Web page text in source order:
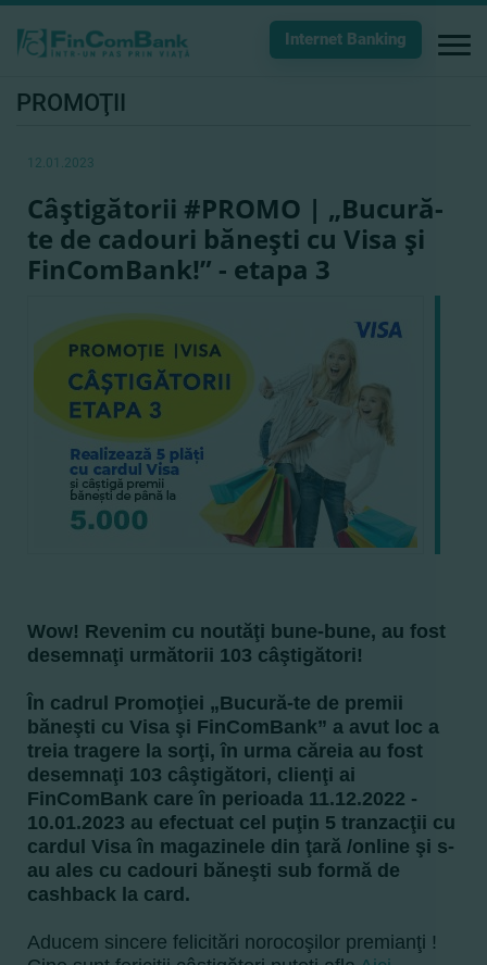
Internet Banking
PROMOŢII
12.01.2023
Câştigătorii #PROMO | „Bucură-
te de cadouri băneşti cu Visa şi
FinComBank!” - etapa 3
Wow! Revenim cu noutăţi bune-bune, au fost
desemnaţi următorii 103 câştigători!
În cadrul Promoţiei „Bucură-te de premii
băneşti cu Visa şi FinComBank” a avut loc a
treia tragere la sorţi, în urma căreia au fost
desemnaţi 103 câştigători, clienţi ai
FinComBank care în perioada 11.12.2022 -
10.01.2023 au efectuat cel puţin 5 tranzacţii cu
cardul Visa în magazinele din ţară /online şi s-
au ales cu cadouri băneşti sub formă de
cashback la card.
Aducem sincere felicitări norocoşilor premianţi !